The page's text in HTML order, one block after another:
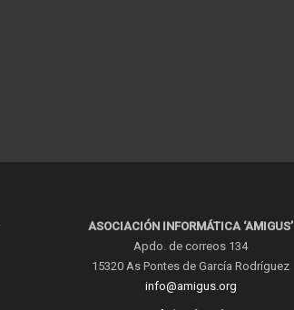
ASOCIACIÓN INFORMÁTICA ‘AMIGUS’
Apdo. de correos 134
15320 As Pontes de García Rodríguez
info@amigus.org